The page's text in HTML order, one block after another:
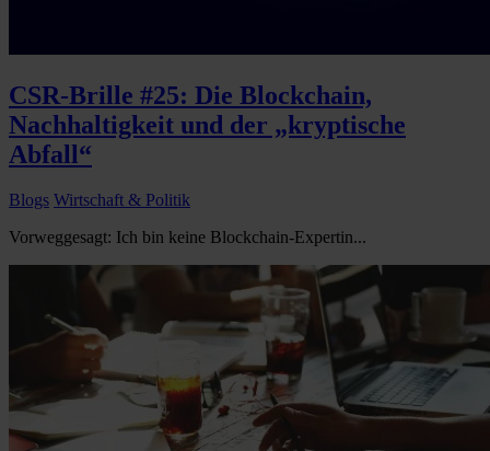
CSR-Brille #25: Die Blockchain,
Nachhaltigkeit und der „kryptische
Abfall“
Blogs Wirtschaft & Politik
Vorweggesagt: Ich bin keine Blockchain-Expertin...